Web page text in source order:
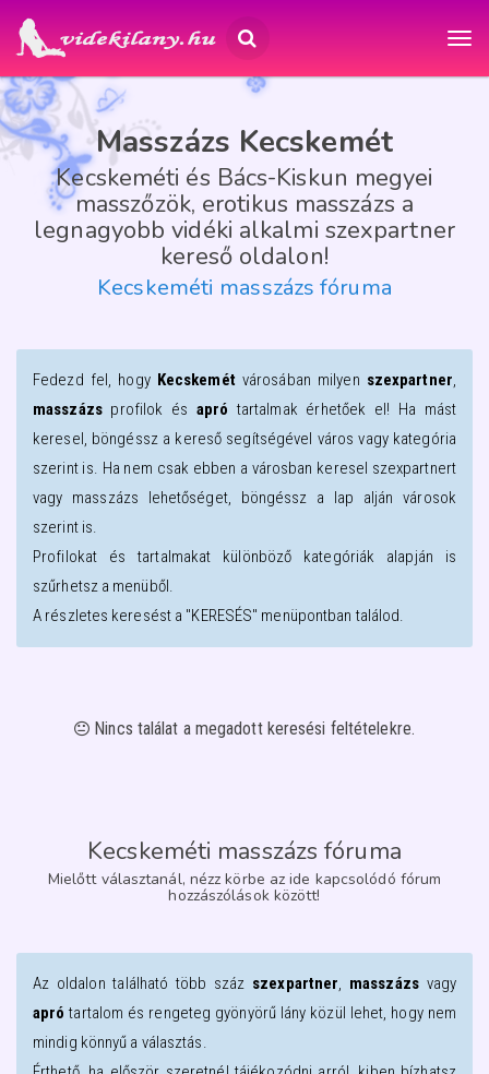
Masszázs Kecskemét
Kecskeméti és Bács-Kiskun megyei
masszőzök, erotikus masszázs a
legnagyobb vidéki alkalmi szexpartner
kereső oldalon!
Kecskeméti masszázs fóruma
Fedezd fel, hogy Kecskemétvárosában milyen szexpartner,
masszázsprofilok és apró tartalmak érhetőek el! Ha mást
keresel, böngéssz a kereső segítségével város vagy kategória
szerint is. Ha nem csak ebben a városban keresel szexpartnert
vagy masszázs lehetőséget, böngéssz a lap alján városok
szerint is.
Profilokat és tartalmakat különböző kategóriák alapján is
szűrhetsz a menüből.
A részletes keresést a "KERESÉS" menüpontban találod.
Nincs találat a megadott keresési feltételekre.
Kecskeméti masszázs fóruma
Mielőtt választanál, nézz körbe az ide kapcsolódó fórum
hozzászólások között!
Az oldalon található több száz szexpartner, masszázsvagy
apró tartalom és rengeteg gyönyörű lány közül lehet, hogy nem
mindig könnyű a választás.